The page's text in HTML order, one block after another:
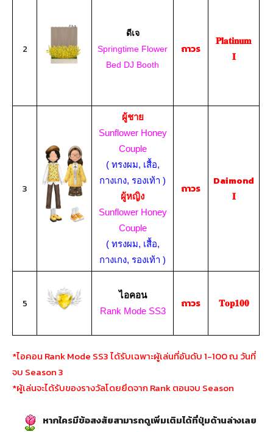
2
ดีเจ
Springtime Flower
Bed DJ Booth
ถาวร
𝐏𝐥𝐚𝐭𝐢𝐧𝐮𝐦
𝐈
3
ผู้ชาย
Sunflower Honey
Couple
( ทรงผม, เสื้อ,
กางเกง, รองเท้า )
ผู้หญิง
Sunflower Honey
Couple
( ทรงผม, เสื้อ,
กางเกง, รองเท้า )
ถาวร
Daimond
𝐈
5
ไอคอน
Rank Mode SS3
ถาวร 𝐓𝐨𝐩𝟏𝟎𝟎
*ไอคอน Rank Mode SS3 ได้รับเฉพาะผู้เล่นที่อันดับ 1-100 ณ วันที่
จบ Season 3
*ผู้เล่นจะได้รับของรางวัลโดยยึดจาก Rank ตอนจบ Season
หากใครมีข้อสงสัยสามารถดูเพิ่มเติมได้ที่ปุ่มด้านล่างเลย